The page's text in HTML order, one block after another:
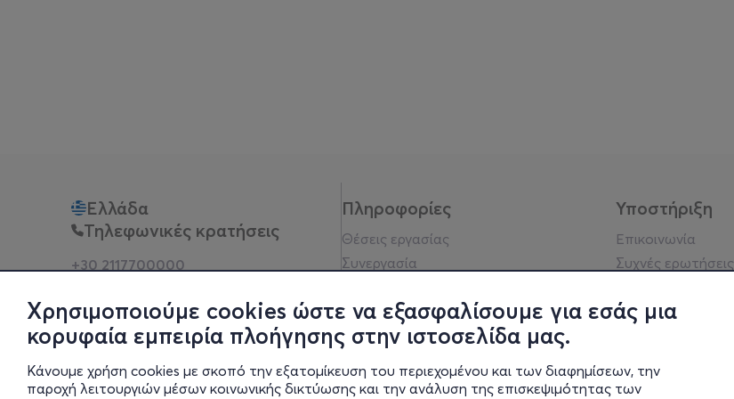
Χρησιμοποιούμε cookies ώστε να εξασφαλίσουμε για εσάς μια
κορυφαία εμπειρία πλοήγησης στην ιστοσελίδα μας.
Κάνουμε χρήση cookies με σκοπό την εξατομίκευση του περιεχομένου και των διαφημίσεων, την
παροχή λειτουργιών μέσων κοινωνικής δικτύωσης και την ανάλυση της επισκεψιμότητας των
Ελλάδα
Τηλεφωνικές κρατήσεις
+30 2117700000
Φυσικά σημεία
Πληροφορίες
Θέσεις εργασίας
Συνεργασία
Πολιτική απορρήτου
Νομική σημείωση
Blog
Υποστήριξη
Επικοινωνία
Συχνές ερωτήσεις
Υπηρεσίες
Σύνδεση reseller